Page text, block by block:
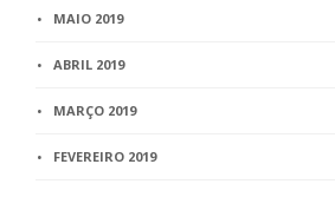
MAIO 2019
ABRIL 2019
MARÇO 2019
FEVEREIRO 2019